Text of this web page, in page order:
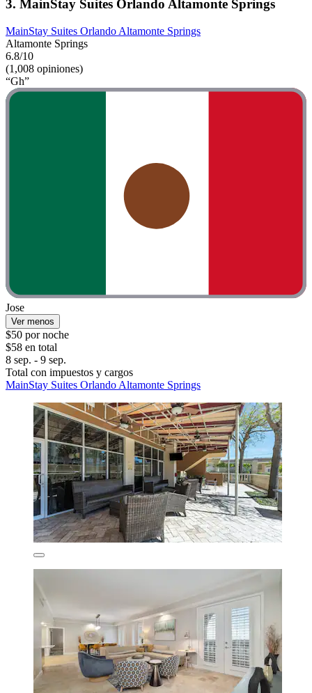
3. MainStay Suites Orlando Altamonte Springs
MainStay Suites Orlando Altamonte Springs
Altamonte Springs
6.8/10
(1,008 opiniones)
“Gh”
Jose
Ver menos
$50 por noche
$58 en total
8 sep. - 9 sep.
Total con impuestos y cargos
MainStay Suites Orlando Altamonte Springs